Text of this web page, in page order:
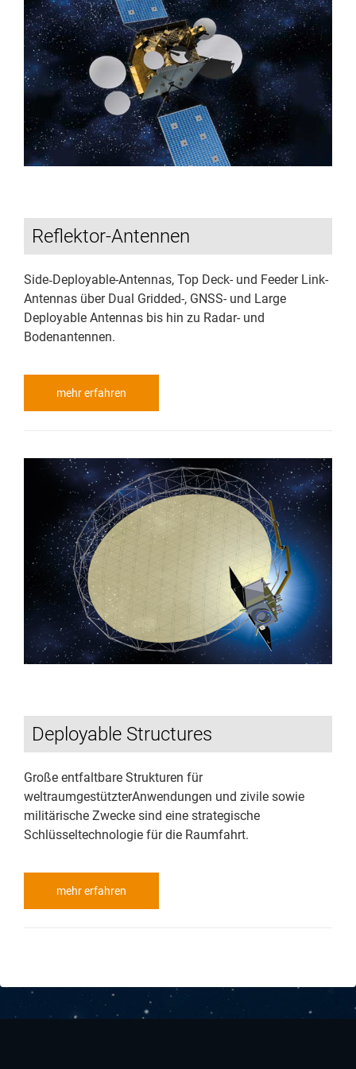
Downloads
Kontakt
Reflektor-Antennen
Side‐Deployable-Antennas, Top Deck- und Feeder Link-
Antennas über Dual Gridded-, GNSS- und Large
Deployable Antennas bis hin zu Radar- und
Bodenantennen.
mehr erfahren
Deployable Structures
Große entfaltbare Strukturen für
weltraumgestützterAnwendungen und zivile sowie
militärische Zwecke sind eine strategische
Schlüsseltechnologie für die Raumfahrt.
mehr erfahren